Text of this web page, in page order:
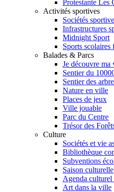
Protestante Les
Activités sportives
Sociétés
Infrastructures
Midnight Sport
Sports
Balades & Parcs
Je découvre ma
Sentier du
Sentier des
Nature en ville
Places de jeux
Ville jouable
Parc du Centre
Trésor des
Culture
Sociétés et vie
Bibliothèque
Subventions
Saison culturelle
Agenda culturel
Art dans la ville